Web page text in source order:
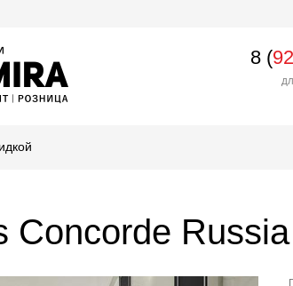
8 (
Concorde Russia